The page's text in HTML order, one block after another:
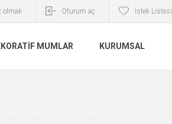
olmak Oturum aç İstek Listesi
MUMLAR KURUMSAL